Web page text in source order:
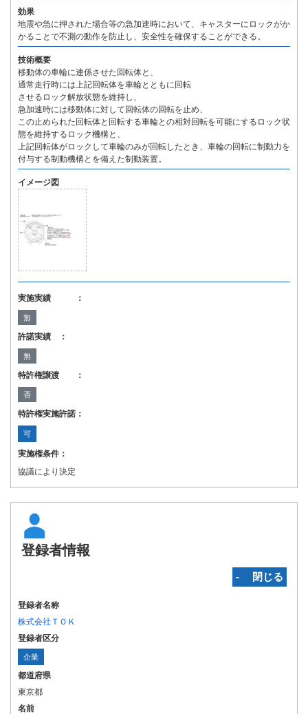
効果
地震や急に押された場合等の急加速時において、キャスターにロックがか
かることで不測の動作を防止し、安全性を確保することができる。
技術概要
移動体の車輪に連係させた回転体と、
通常走行時には上記回転体を車輪とともに回転
させるロック解放状態を維持し、
急加速時には移動体に対して回転体の回転を止め、
この止められた回転体と回転する車輪との相対回転を可能にするロック状
態を維持するロック機構と、
上記回転体がロックして車輪のみが回転したとき、車輪の回転に制動力を
付与する制動機構とを備えた制動装置。
イメージ図
実施実績 ：
無
許諾実績 ：
無
特許権譲渡 ：
否
特許権実施許諾：
可
実施権条件：
協議により決定
登録者情報
‐ 閉じる
登録者名称
株式会社ＴＯＫ
登録者区分
企業
都道府県
東京都
名前